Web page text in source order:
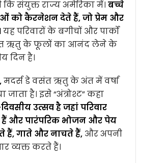
कि संयुक्त राज्य अमेरिका में।बच्चे
को कैरनेशन देते हैं, जो प्रेम और
यह परिवारों के बगीचों और पार्कों
ऋतु के फूलों का आनंद लेने के
दिन है।
मदर्स डे वसंत ऋतु के अंत में वर्षा
है। इसे “अंत्रोश्ट” कहा
उत्सव है जहां परिवार
पारंपरिक भोजन और पेय
हैं, गाते और नाचते हैं, और अपनी
व्यक्त करते हैं।